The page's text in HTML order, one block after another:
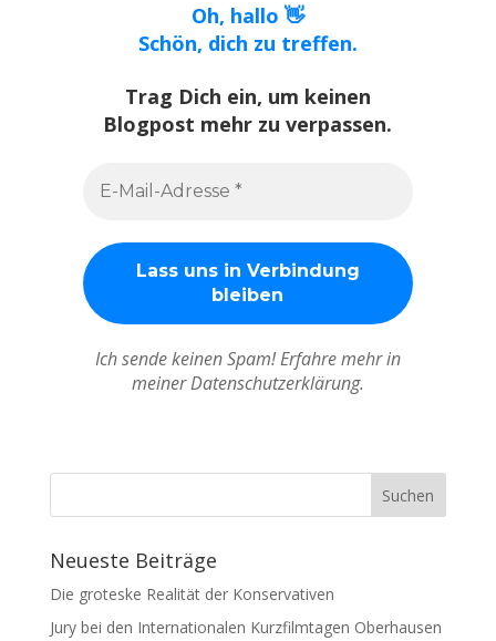
Oh, hallo 👋
Schön, dich zu treffen.
Trag Dich ein, um keinen
Blogpost mehr zu verpassen.
Ich sende keinen Spam! Erfahre mehr in
meiner Datenschutzerklärung.
Neueste Beiträge
Die groteske Realität der Konservativen
Jury bei den Internationalen Kurzfilmtagen Oberhausen